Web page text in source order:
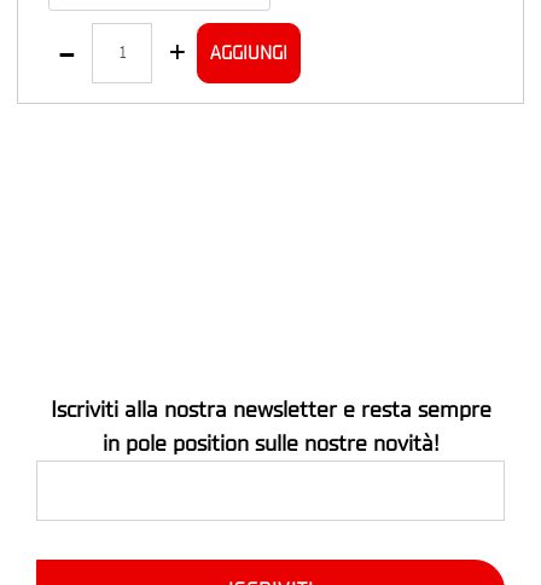
AGGIUNGI
Iscriviti alla nostra newsletter e resta sempre
in pole position sulle nostre novità!